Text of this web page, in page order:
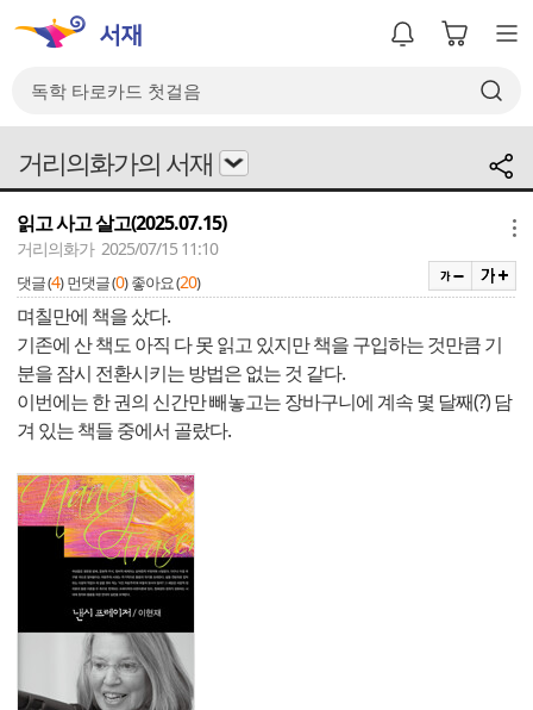
거리의화가의 서재
읽고 사고 살고(2025.07.15)
거리의화가 2025/07/15 11:10
댓글 (4) 먼댓글 (0) 좋아요 (20)
며칠만에 책을 샀다.
기존에 산 책도 아직 다 못 읽고 있지만 책을 구입하는 것만큼 기
분을 잠시 전환시키는 방법은 없는 것 같다.
이번에는 한 권의 신간만 빼놓고는 장바구니에 계속 몇 달째(?) 담
겨 있는 책들 중에서 골랐다.